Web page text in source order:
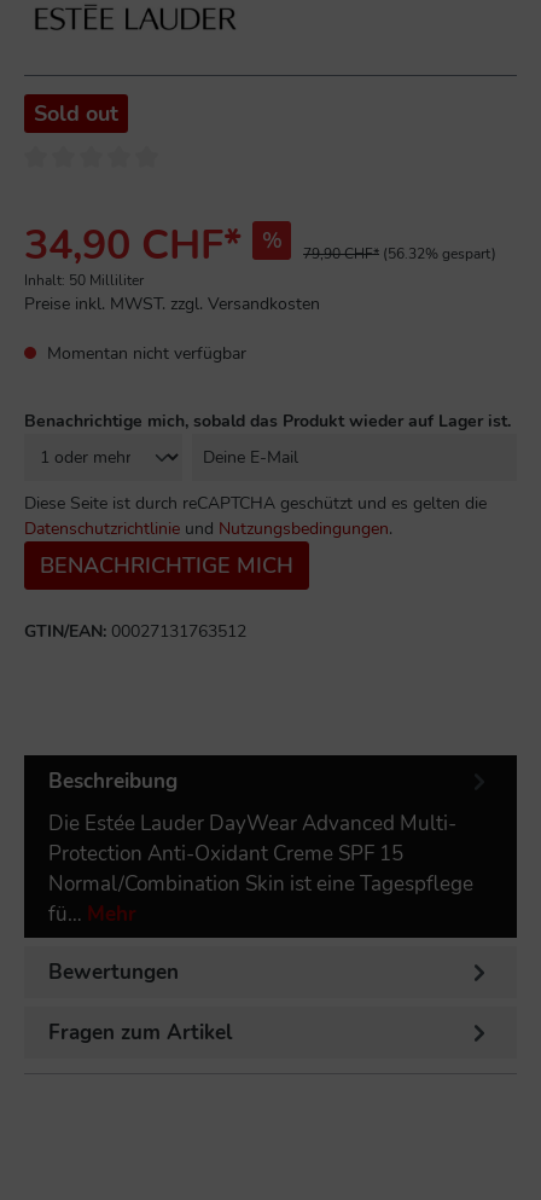
Sold out
34,90 CHF* % 79,90 CHF* (56.32% gespart)
Inhalt: 50 Milliliter
Preise inkl. MWST. zzgl. Versandkosten
Momentan nicht verfügbar
Benachrichtige mich, sobald das Produkt wieder auf Lager ist.
Diese Seite ist durch reCAPTCHA geschützt und es gelten die
Datenschutzrichtlinie und Nutzungsbedingungen.
BENACHRICHTIGE MICH
GTIN/EAN: 00027131763512
Beschreibung
Die Estée Lauder DayWear Advanced Multi-
Protection Anti-Oxidant Creme SPF 15
Normal/Combination Skin ist eine Tagespflege
fü… Mehr
Bewertungen
Fragen zum Artikel